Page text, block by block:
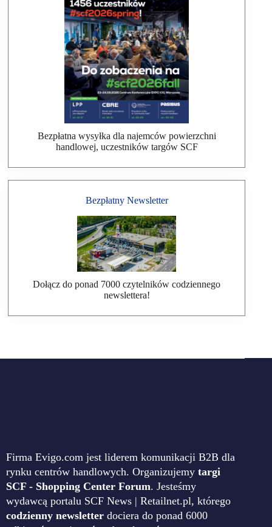
Bezpłatna wysyłka dla najemców powierzchni
handlowej, uczestników targów SCF
Bezpłatny Newsletter
Dołącz do ponad 7000 czytelników codziennego
newslettera!
Firma Evigo.com jest liderem komunikacji B2B dla
rynku centrów handlowych. Organizujemy targi
SCF - Shopping Center Forum. Jesteśmy
wydawcą portalu SCF News | Retailnet.pl, którego
codzienny newsletter dociera do ponad 6000